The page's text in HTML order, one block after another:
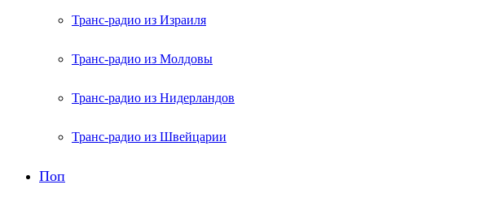
Транс-радио из Израиля
Транс-радио из Молдовы
Транс-радио из Нидерландов
Транс-радио из Швейцарии
Поп